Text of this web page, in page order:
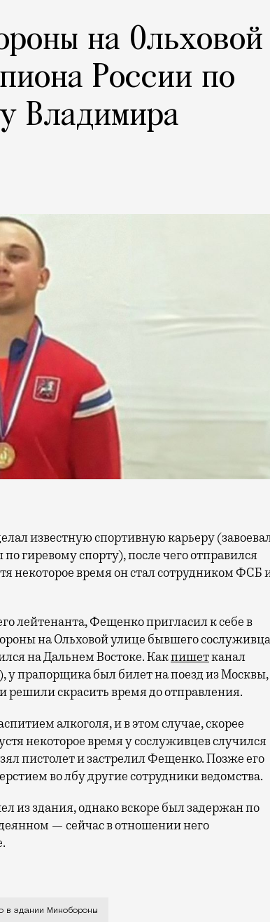
на Ольховой
России по
Владимира
гиревому спорту), после чего отправился
некоторое время он стал сотрудником ФСБ
лейтенанта, Фещенко пригласил к себе в
на Ольховой улице бывшего сослуживца
на Дальнем Востоке. Какпишетканал
прапорщика был билет на поезд из Москвы,
решили скрасить время до отправления.
алкоголя, и в этом случае, скорее
некоторое время у сослуживцев случился
пистолет и застрелил Фещенко. Позже его
во лбу другие сотрудники ведомства.
из здания, однако вскоре был задержан по
— сейчас в отношении него
спортивную карьеру (завоевал
в здании Минобороны